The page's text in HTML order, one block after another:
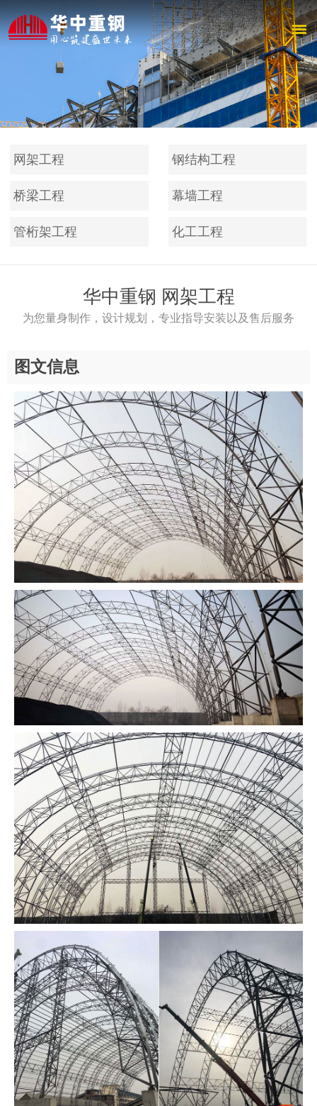
网架工程 钢结构工程
桥梁工程 幕墙工程
管桁架工程 化工工程
华中重钢 网架工程
为您量身制作，设计规划，专业指导安装以及售后服务
图文信息